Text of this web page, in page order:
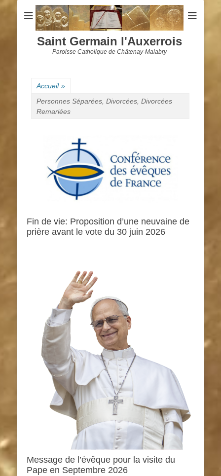
Saint Germain l'Auxerrois
Paroisse Catholique de Châtenay-Malabry
Accueil »
Personnes Séparées, Divorcées, Divorcées
Remariées
Fin de vie: Proposition d’une neuvaine de
prière avant le vote du 30 juin 2026
Message de l’évêque pour la visite du
Pape en Septembre 2026